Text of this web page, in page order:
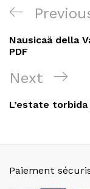
de
l’article
Previous
Post
Nausicaä della
PDF
Next
Post
Next
L’estate
Paiement